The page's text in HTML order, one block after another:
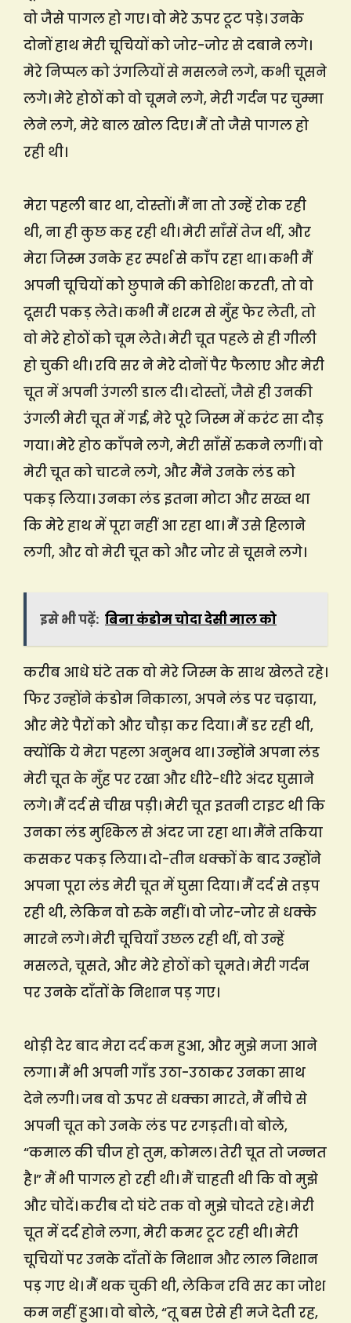
वो जैसे पागल हो गए। वो मेरे ऊपर टूट पड़े। उनके
दोनों हाथ मेरी चूचियों को जोर-जोर से दबाने लगे।
मेरे निप्पल को उंगलियों से मसलने लगे, कभी चूसने
लगे। मेरे होठों को वो चूमने लगे, मेरी गर्दन पर चुम्मा
लेने लगे, मेरे बाल खोल दिए। मैं तो जैसे पागल हो
रही थी।
मेरा पहली बार था, दोस्तों। मैं ना तो उन्हें रोक रही
थी, ना ही कुछ कह रही थी। मेरी साँसें तेज थीं, और
मेरा जिस्म उनके हर स्पर्श से काँप रहा था। कभी मैं
अपनी चूचियों को छुपाने की कोशिश करती, तो वो
दूसरी पकड़ लेते। कभी मैं शरम से मुँह फेर लेती, तो
वो मेरे होठों को चूम लेते। मेरी चूत पहले से ही गीली
हो चुकी थी। रवि सर ने मेरे दोनों पैर फैलाए और मेरी
चूत में अपनी उंगली डाल दी। दोस्तों, जैसे ही उनकी
उंगली मेरी चूत में गई, मेरे पूरे जिस्म में करंट सा दौड़
गया। मेरे होठ काँपने लगे, मेरी साँसें रुकने लगीं। वो
मेरी चूत को चाटने लगे, और मैंने उनके लंड को
पकड़ लिया। उनका लंड इतना मोटा और सख्त था
कि मेरे हाथ में पूरा नहीं आ रहा था। मैं उसे हिलाने
लगी, और वो मेरी चूत को और जोर से चूसने लगे।
इसे भी पढ़ें: बिना कंडोम चोदा देसी माल को
करीब आधे घंटे तक वो मेरे जिस्म के साथ खेलते रहे।
फिर उन्होंने कंडोम निकाला, अपने लंड पर चढ़ाया,
और मेरे पैरों को और चौड़ा कर दिया। मैं डर रही थी,
क्योंकि ये मेरा पहला अनुभव था। उन्होंने अपना लंड
मेरी चूत के मुँह पर रखा और धीरे-धीरे अंदर घुसाने
लगे। मैं दर्द से चीख पड़ी। मेरी चूत इतनी टाइट थी कि
उनका लंड मुश्किल से अंदर जा रहा था। मैंने तकिया
कसकर पकड़ लिया। दो-तीन धक्कों के बाद उन्होंने
अपना पूरा लंड मेरी चूत में घुसा दिया। मैं दर्द से तड़प
रही थी, लेकिन वो रुके नहीं। वो जोर-जोर से धक्के
मारने लगे। मेरी चूचियाँ उछल रही थीं, वो उन्हें
मसलते, चूसते, और मेरे होठों को चूमते। मेरी गर्दन
पर उनके दाँतों के निशान पड़ गए।
थोड़ी देर बाद मेरा दर्द कम हुआ, और मुझे मजा आने
लगा। मैं भी अपनी गाँड उठा-उठाकर उनका साथ
देने लगी। जब वो ऊपर से धक्का मारते, मैं नीचे से
अपनी चूत को उनके लंड पर रगड़ती। वो बोले,
“कमाल की चीज हो तुम, कोमल। तेरी चूत तो जन्नत
है।” मैं भी पागल हो रही थी। मैं चाहती थी कि वो मुझे
और चोदें। करीब दो घंटे तक वो मुझे चोदते रहे। मेरी
चूत में दर्द होने लगा, मेरी कमर टूट रही थी। मेरी
चूचियों पर उनके दाँतों के निशान और लाल निशान
पड़ गए थे। मैं थक चुकी थी, लेकिन रवि सर का जोश
कम नहीं हुआ। वो बोले, “तू बस ऐसे ही मजे देती रह,